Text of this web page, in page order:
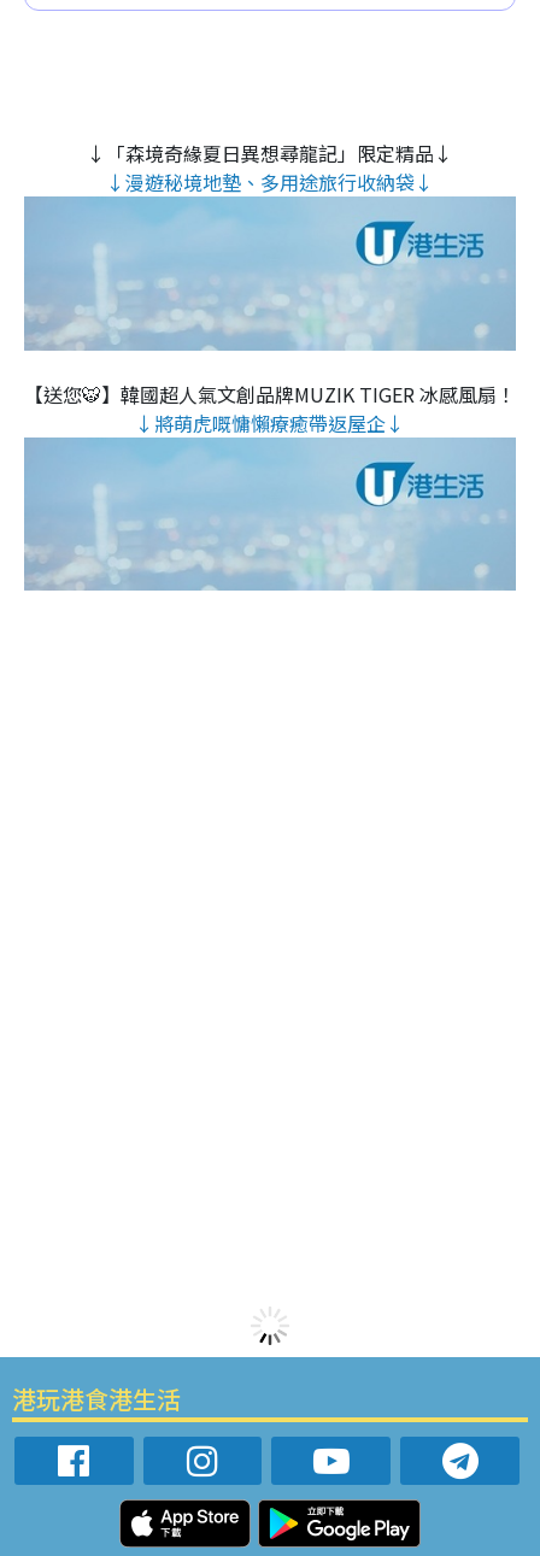
↓「森境奇緣夏日異想尋龍記」限定精品↓
↓漫遊秘境地墊、多用途旅行收納袋↓
【送您🐯】韓國超人氣文創品牌MUZIK TIGER 冰感風扇！
↓將萌虎嘅慵懶療癒帶返屋企↓
港玩港食港生活